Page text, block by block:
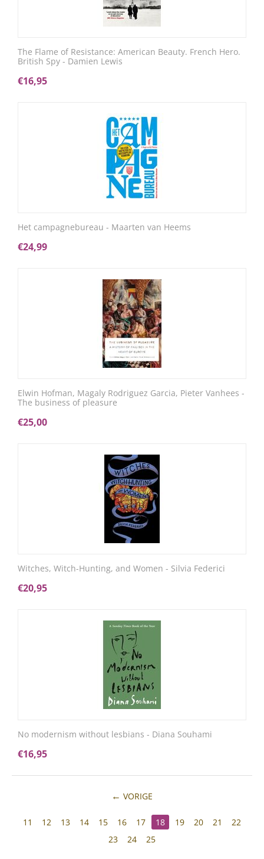
The Flame of Resistance: American Beauty. French Hero.
British Spy - Damien Lewis
€16,95
Het campagnebureau - Maarten van Heems
€24,99
Elwin Hofman, Magaly Rodriguez Garcia, Pieter Vanhees -
The business of pleasure
€25,00
Witches, Witch-Hunting, and Women - Silvia Federici
€20,95
No modernism without lesbians - Diana Souhami
€16,95
VORIGE
11 12 13 14 15 16 17 18 19 20 21
22
23
24 25